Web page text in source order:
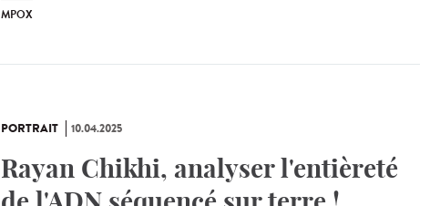
MPOX
PORTRAIT 10.04.2025
Rayan Chikhi, analyser l'entièreté